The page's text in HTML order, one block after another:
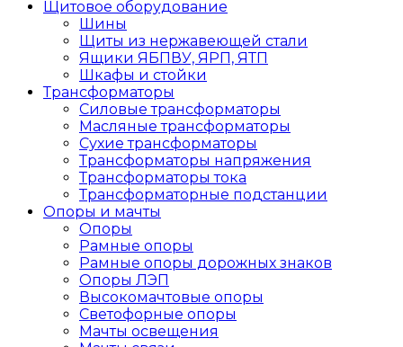
Щитовое оборудование
Шины
Щиты из нержавеющей стали
Ящики ЯБПВУ, ЯРП, ЯТП
Шкафы и стойки
Трансформаторы
Силовые трансформаторы
Масляные трансформаторы
Сухие трансформаторы
Трансформаторы напряжения
Трансформаторы тока
Трансформаторные подстанции
Опоры и мачты
Опоры
Рамные опоры
Рамные опоры дорожных знаков
Опоры ЛЭП
Высокомачтовые опоры
Светофорные опоры
Мачты освещения